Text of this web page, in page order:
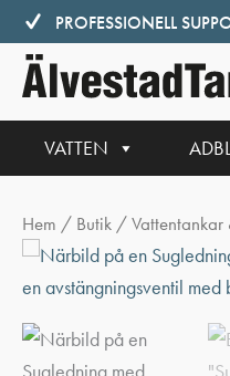
Hoppa
till
innehåll
PROFESSIONELL
VATTEN
Hem / Butik /Vattentankar